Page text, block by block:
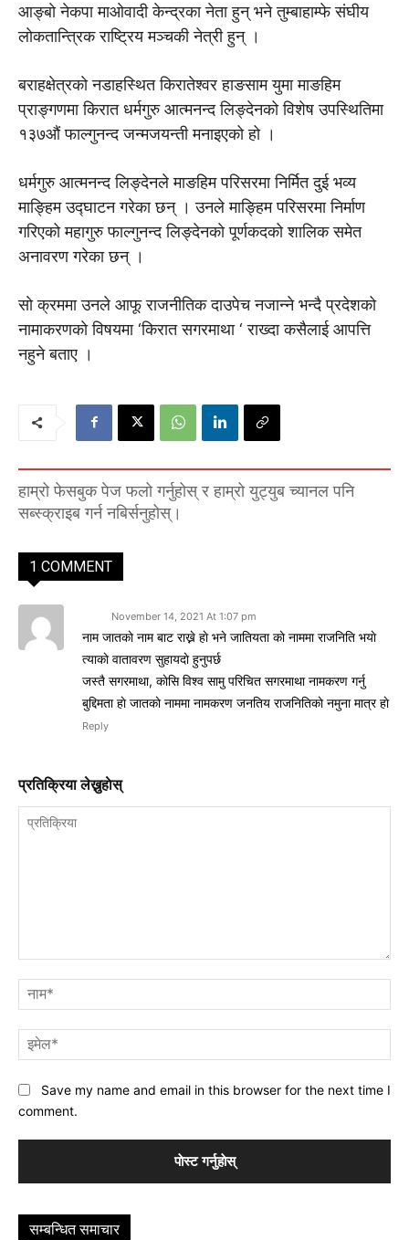
आङ्बाे नेकपा माओवादी केन्द्रका नेता हुन् भने तुम्बाहाम्फे संघीय
लाेकतान्त्रिक राष्ट्रिय मञ्चकी नेत्री हुन् ।
बराहक्षेत्रकाे नडाहस्थित किरातेश्वर हाङसाम युमा माङहिम
प्राङ्गणमा किरात धर्मगुरु आत्मनन्द लिङ्देनको विशेष उपस्थितिमा
१३७औं फाल्गुनन्द जन्मजयन्ती मनाइएको हो ।
धर्मगुरु आत्मनन्द लिङ्देनले माङहिम परिसरमा निर्मित दुई भव्य
माङ्हिम उद्घाटन गरेका छन् । उनले माङ्हिम परिसरमा निर्माण
गरिएको महागुरु फाल्गुनन्द लिङ्देनकाे पूर्णकदको शालिक समेत
अनावरण गरेका छन् ।
साे क्रममा उनले आफू राजनीतिक दाउपेच नजान्ने भन्दै प्रदेशको
नामाकरणकाे विषयमा ‘किरात सगरमाथा ‘ राख्दा कसैलाई आपत्ति
नहुने बताए ।
हाम्रो फेसबुक पेज फलो गर्नुहोस् र हाम्रो युट्युब च्यानल पनि
सब्स्क्राइब गर्न नबिर्सनुहोस्।
1 COMMENT
November 14, 2021 At 1:07 pm
नाम जातकाे नाम बाट राख्ने हाे भने जातियता काे नाममा राजनिति भयाे
त्याकाे वातावरण सुहायदाे हुनुपर्छ
जस्तै सगरमाथा, काेसि विश्व सामु परिचित सगरमाथा नामकरण गर्नु
बुद्दिमता हाे जातकाे नाममा नामकरण जनतिय राजनितिकाे नमुना मात्र हाे
Reply
प्रतिक्रिया लेख्नुहाेस्
Save my name and email in this browser for the next time I
comment.
सम्बन्धित समाचार